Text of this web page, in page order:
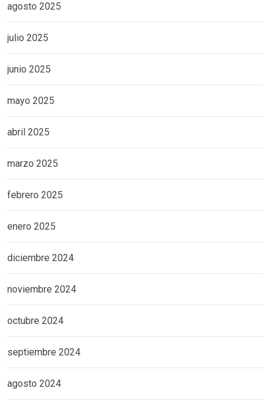
agosto 2025
julio 2025
junio 2025
mayo 2025
abril 2025
marzo 2025
febrero 2025
enero 2025
diciembre 2024
noviembre 2024
octubre 2024
septiembre 2024
agosto 2024